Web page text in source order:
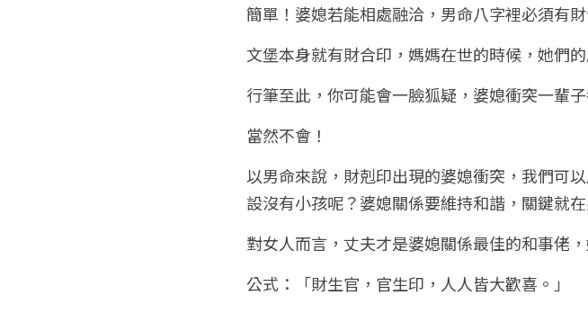
簡單！婆媳若能相處融洽，男命八字裡必須有財
文堡本身就有財合印，媽媽在世的時候，她們
行筆至此，你可能會一臉狐疑，婆媳衝突一輩
當然不會！
以男命來說，財剋印出現的婆媳衝突，我們可
設沒有小孩呢？婆媳關係要維持和諧，關鍵就
對女人而言，丈夫才是婆媳關係最佳的和事佬
公式：「財生官，官生印，人人皆大歡喜。」